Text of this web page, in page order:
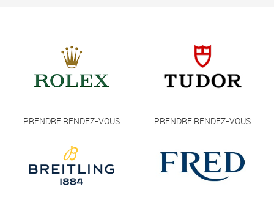
PRENDRE RENDEZ-VOUS PRENDRE RENDEZ-VOUS